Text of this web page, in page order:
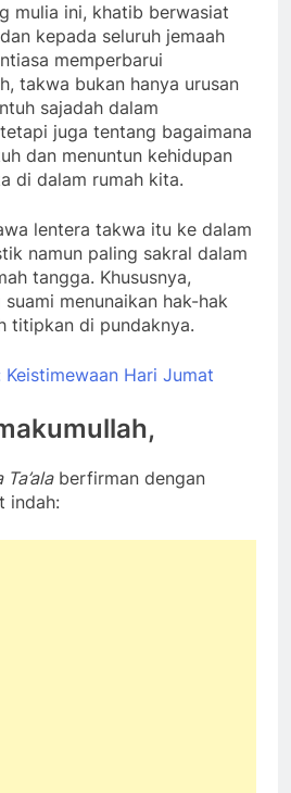
mulia ini, khatib berwasiat
kepada seluruh jemaah
memperbarui
takwa bukan hanya urusan
sajadah dalam
juga tentang bagaimana
dan menuntun kehidupan
di dalam rumah kita.
lentera takwa itu ke dalam
namun paling sakral dalam
tangga. Khususnya,
menunaikan hak-hak
titipkan di pundaknya.
Keistimewaan Hari Jumat
berfirman dengan
indah: